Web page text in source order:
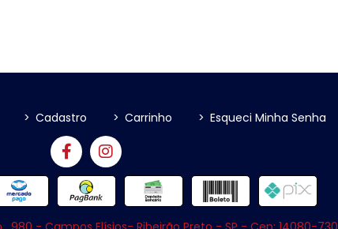
> Cadastro > Carrinho > Esqueci Minha Senha